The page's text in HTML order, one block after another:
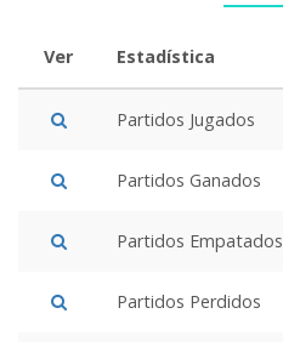
Ver Estadística
Partidos Jugados
Partidos Ganados
Partidos Empatados
Partidos Perdidos